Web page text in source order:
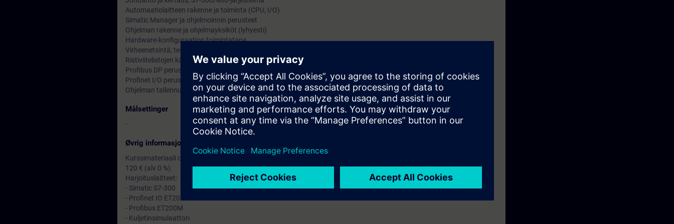
Automaatiolaitteen rakenne ja toiminta (CPU, I/O)
Simatic Manager ja ohjelmoinnin perusteet
Ohjelman rakenne ja ohjelmayksiköt (lyhyesti)
Hardware-konfiguraation toimintatapa
Virheenetsintä; testi- ja tilanäytöt, diagnostiikkapuskurit
Ristiviitelistojen käyttö ja signaalien hakutoiminnot
Profibus DP perusteet, konfigurointi ja perusdiagnoosi
Profinet I/O perusteet, konfigurointi ja perusdiagnoosi
Ohjelman tallennus
Målsettinger
-
Øvrig informasjon
Kurssimateriaali on suomeksi ja jaetaan sähköisessä muodossa (pdf). Osallistuja voi tilata tulostetun mapin hintaan
120 € (alv 0 %).
Harjoituslaitteet:
- Simatic S7-300
- Profinet IO ET200S
- Profibus ET200M
- Kuljetinsimulaattori